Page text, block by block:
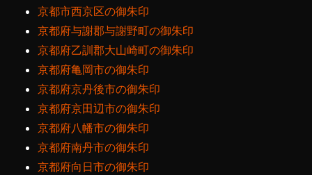
京都市西京区の御朱印
京都府与謝郡与謝野町の御朱印
京都府乙訓郡大山崎町の御朱印
京都府亀岡市の御朱印
京都府京丹後市の御朱印
京都府京田辺市の御朱印
京都府八幡市の御朱印
京都府南丹市の御朱印
京都府向日市の御朱印